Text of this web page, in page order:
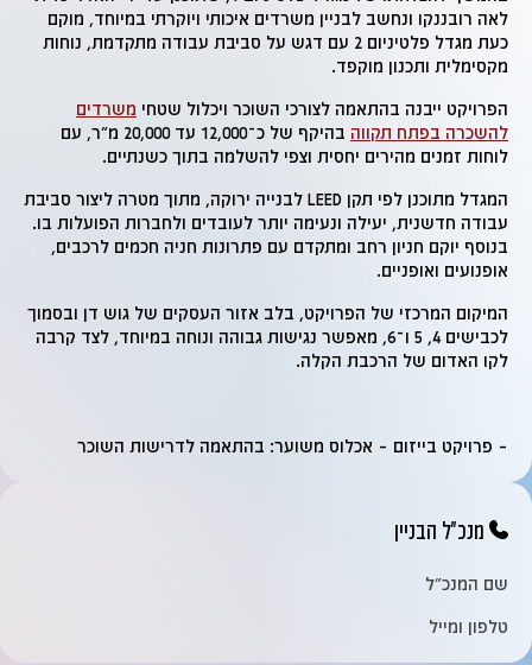
לאה רובננקו ונחשב לבניין משרדים איכותי ויוקרתי במיוחד, מוקם
כעת מגדל פלטיניום 2 עם דגש על סביבת עבודה מתקדמת, נוחות
מקסימלית ותכנון מוקפד.
הפרויקט ייבנה בהתאמה לצורכי השוכר ויכלול שטחי משרדים
להשכרה בפתח תקווה
בהיקף של כ־12,000 עד 20,000 מ"ר, עם
לוחות זמנים מהירים יחסית וצפי להשלמה בתוך כשנתיים.
המגדל מתוכנן לפי תקן LEED לבנייה ירוקה, מתוך מטרה ליצור סביבת
עבודה חדשנית, יעילה ונעימה יותר לעובדים ולחברות הפועלות בו.
בנוסף יוקם חניון רחב ומתקדם עם פתרונות חניה חכמים לרכבים,
אופנועים ואופניים.
המיקום המרכזי של הפרויקט, בלב אזור העסקים של גוש דן ובסמוך
לכבישים 4, 5 ו־6, מאפשר נגישות גבוהה ונוחה במיוחד, לצד קרבה
לקו האדום של הרכבת הקלה.
– פרויקט בייזום – אכלוס משוער: בהתאמה לדרישות השוכר
מנכ"ל הבניין
שם המנכ״ל
טלפון ומייל